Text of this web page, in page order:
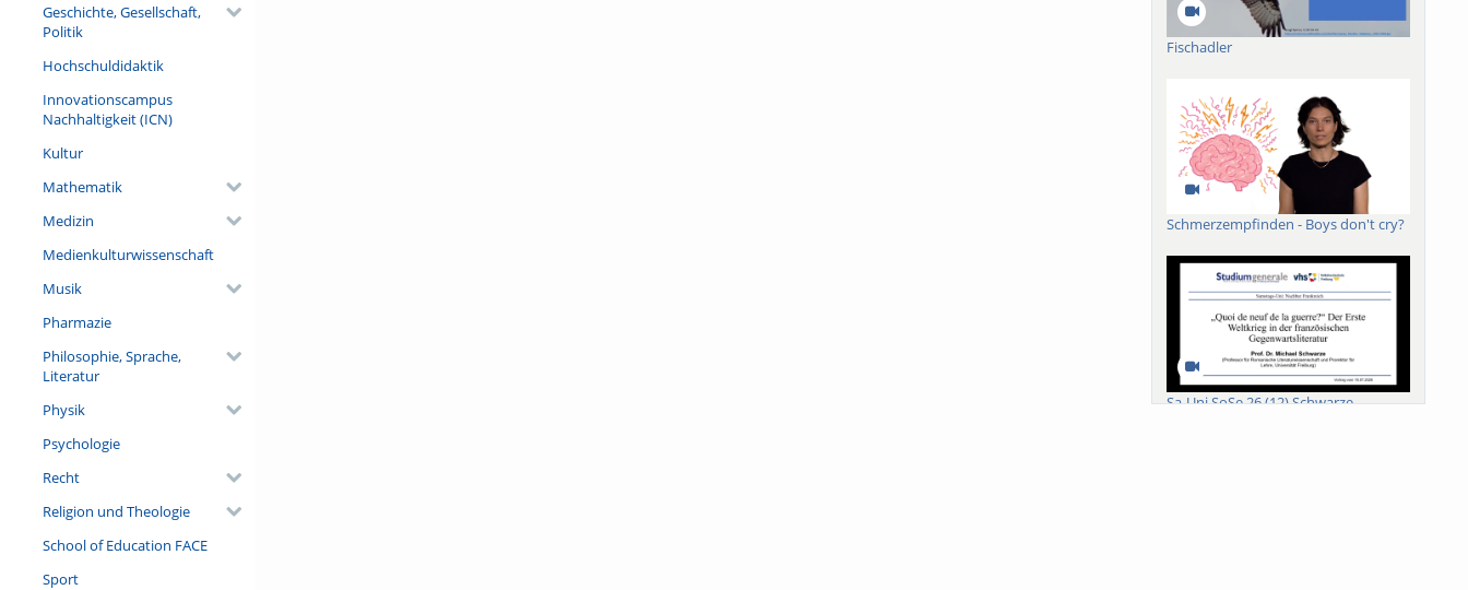
Geschichte, Gesellschaft,
Politik
Hochschuldidaktik
Innovationscampus
Nachhaltigkeit (ICN)
Kultur
Mathematik
Medizin
Medienkulturwissenschaft
Musik
Pharmazie
Philosophie, Sprache,
Literatur
Physik
Psychologie
Recht
Religion und Theologie
School of Education FACE
Sport
Fischadler
Schmerzempfinden - Boys don't cry?
Sa-Uni SoSe 26 (12) Schwarze